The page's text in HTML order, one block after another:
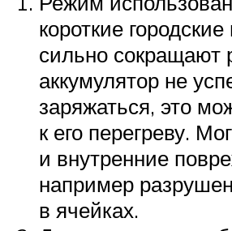
Меню
короткие городские
сильно сокращают
аккумулятор не
заряжаться, это
к его перегреву.
и внутренние
например
в ячейках.